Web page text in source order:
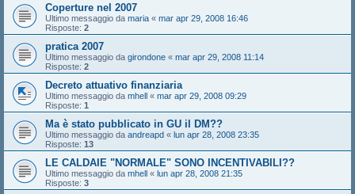
Coperture nel 2007
Ultimo messaggio da maria « mar apr 29, 2008 16:46
Risposte: 2
pratica 2007
Ultimo messaggio da girondone « mar apr 29, 2008 11:14
Risposte: 2
Decreto attuativo finanziaria
Ultimo messaggio da mhell « mar apr 29, 2008 09:29
Risposte: 1
Ma è stato pubblicato in GU il DM??
Ultimo messaggio da andreapd « lun apr 28, 2008 23:35
Risposte: 13
LE CALDAIE "NORMALE" SONO INCENTIVABILI??
Ultimo messaggio da mhell « lun apr 28, 2008 21:35
Risposte: 3